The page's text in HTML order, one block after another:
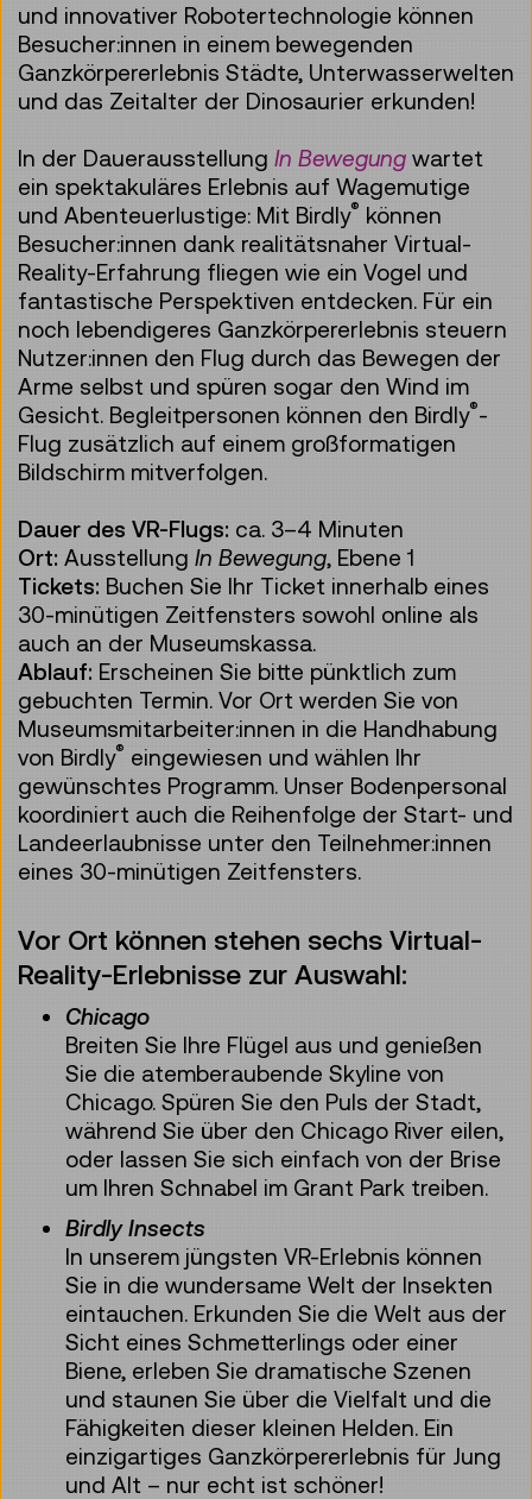
und innovativer Robotertechnologie können
Besucher:innen in einem bewegenden
Ganzkörpererlebnis Städte, Unterwasserwelten
und das Zeitalter der Dinosaurier erkunden!
In der Dauerausstellung In Bewegung wartet
ein spektakuläres Erlebnis auf Wagemutige
und Abenteuerlustige: Mit Birdly® können
Besucher:innen dank realitätsnaher Virtual-
Reality-Erfahrung fliegen wie ein Vogel und
fantastische Perspektiven entdecken. Für ein
noch lebendigeres Ganzkörpererlebnis steuern
Nutzer:innen den Flug durch das Bewegen der
Arme selbst und spüren sogar den Wind im
Gesicht. Begleitpersonen können den Birdly®-
Flug zusätzlich auf einem großformatigen
Bildschirm mitverfolgen.
Dauer des VR-Flugs: ca. 3–4 Minuten
Ort: Ausstellung In Bewegung, Ebene 1
Tickets: Buchen Sie Ihr Ticket innerhalb eines
30-minütigen Zeitfensters sowohl online als
auch an der Museumskassa.
Ablauf: Erscheinen Sie bitte pünktlich zum
gebuchten Termin. Vor Ort werden Sie von
Museumsmitarbeiter:innen in die Handhabung
von Birdly® eingewiesen und wählen Ihr
gewünschtes Programm. Unser Bodenpersonal
koordiniert auch die Reihenfolge der Start- und
Landeerlaubnisse unter den Teilnehmer:innen
eines 30-minütigen Zeitfensters.
Vor Ort können stehen sechs Virtual-
Reality-Erlebnisse zur Auswahl:
Chicago
Breiten Sie Ihre Flügel aus und genießen
Sie die atemberaubende Skyline von
Chicago. Spüren Sie den Puls der Stadt,
während Sie über den Chicago River eilen,
oder lassen Sie sich einfach von der Brise
um Ihren Schnabel im Grant Park treiben.
Birdly Insects
In unserem jüngsten VR-Erlebnis können
Sie in die wundersame Welt der Insekten
eintauchen. Erkunden Sie die Welt aus der
Sicht eines Schmetterlings oder einer
Biene, erleben Sie dramatische Szenen
und staunen Sie über die Vielfalt und die
Fähigkeiten dieser kleinen Helden. Ein
einzigartiges Ganzkörpererlebnis für Jung
und Alt – nur echt ist schöner!